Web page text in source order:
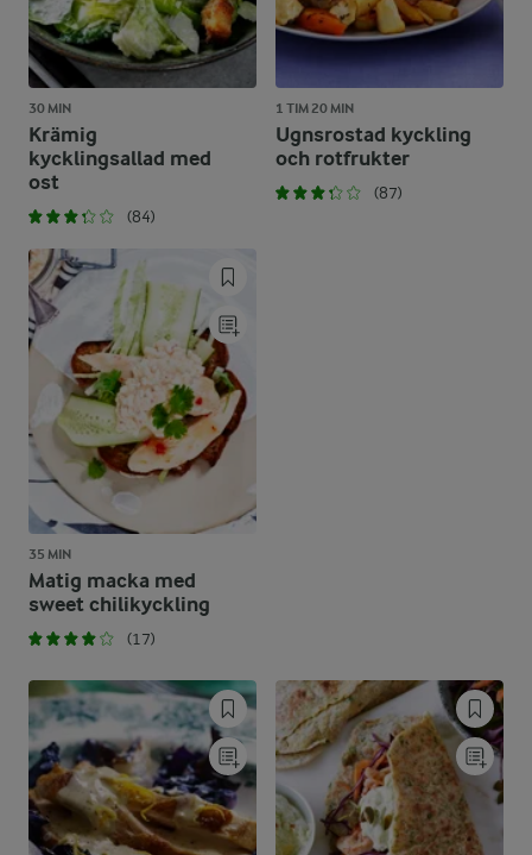
30 MIN
Krämig
kycklingsallad med
ost
(84)
1 TIM 20 MIN
Ugnsrostad kyckling
och rotfrukter
(87)
35 MIN
Matig macka med
sweet chilikyckling
(17)